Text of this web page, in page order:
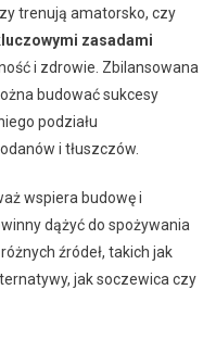
trenują amatorsko, czy
zasadami
i zdrowie. Zbilansowana
budować sukcesy
podziału
i tłuszczów.
wspiera budowę i
dążyć do spożywania
źródeł, takich jak
jak soczewica czy